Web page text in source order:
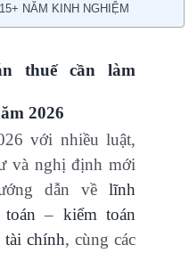
15+ NĂM KINH NGHIỆM
thuế cần làm
2026
với nhiều luật,
và nghị định mới
dẫn vềlĩnh
– kiểm toán
tài chính, cùng các